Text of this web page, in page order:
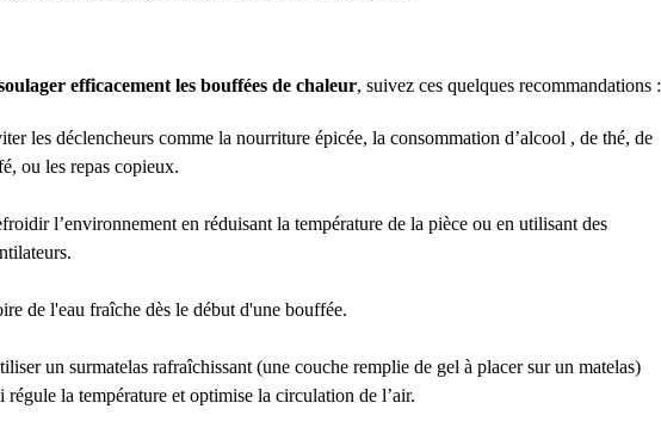
efficacement les bouffées de chaleur, suivez ces quelques recommandations :
les déclencheurs comme la nourriture épicée, la consommation d’alcool , de thé, de
ou les repas copieux.
l’environnement en réduisant la température de la pièce ou en utilisant des
de l'eau fraîche dès le début d'une bouffée.
un surmatelas rafraîchissant (une couche remplie de gel à placer sur un matelas)
régule la température et optimise la circulation de l’air.